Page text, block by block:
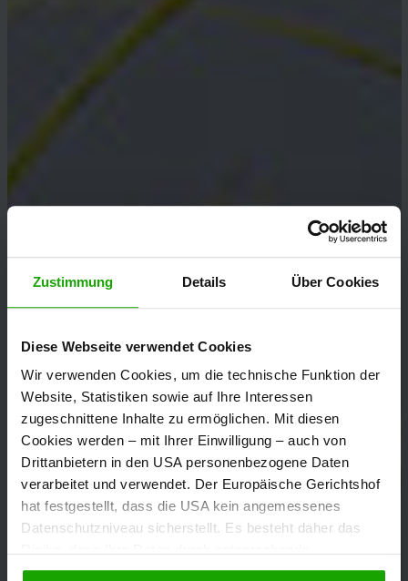
Zustimmung Details Über Cookies
Diese Webseite verwendet Cookies
Wir verwenden Cookies, um die technische Funktion der
Website, Statistiken sowie auf Ihre Interessen
zugeschnittene Inhalte zu ermöglichen. Mit diesen
Cookies werden – mit Ihrer Einwilligung – auch von
Drittanbietern in den USA personenbezogene Daten
verarbeitet und verwendet. Der Europäische Gerichtshof
hat festgestellt, dass die USA kein angemessenes
Datenschutzniveau sicherstellt. Es besteht daher das
Anordnungen gegenüber den Drittanbietern (z.B. Google,